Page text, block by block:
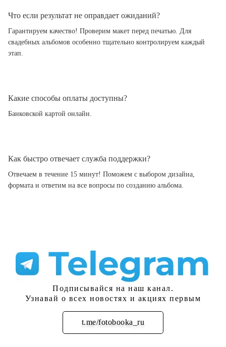
Что если результат не оправдает ожиданий?
Гарантируем качество! Проверим макет перед печатью. Для
свадебных альбомов особенно тщательно контролируем каждый
этап.
Какие способы оплаты доступны?
Банковской картой онлайн.
Как быстро отвечает служба поддержки?
Отвечаем в течение 15 минут! Поможем с выбором дизайна,
формата и ответим на все вопросы по созданию альбома.
Подписывайся на наш канал.
Узнавай о всех новостях и акциях первым
t.me/fotobooka_ru
Подписаться